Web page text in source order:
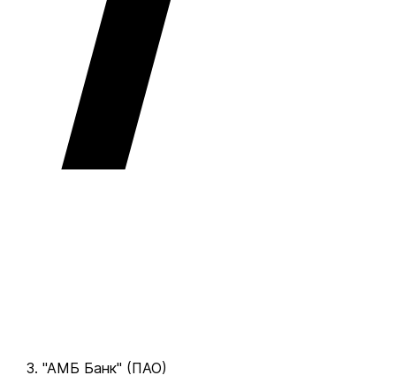
"АМБ Банк" (ПАО)